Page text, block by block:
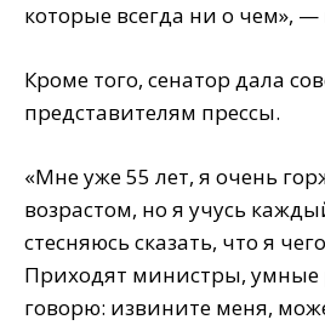
которые всегда ни о чем»,
Кроме того, сенатор дала
представителям прессы.
«Мне уже 55 лет, я очень
возрастом, но я учусь
стесняюсь сказать, что я
Приходят министры, умные
говорю: извините меня,